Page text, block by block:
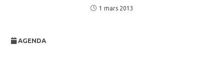
1 mars 2013
AGENDA